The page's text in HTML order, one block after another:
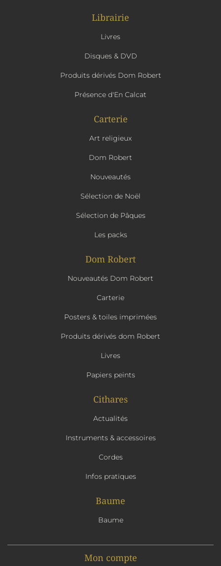
Librairie
Livres
Disques & DVD
Produits dérivés Dom Robert
Présence d'En Calcat
Carterie
Art religieux
Dom Robert
Nouveautés
Sélection de Noël
Sélection de Pâques
Les packs
Dom Robert
Nouveautés Dom Robert
Carterie
Posters & toiles imprimées
Produits dérivés dom Robert
Livres
Papiers peints
Cithares
Actualités
Instruments & accessoires
Cordes
Infos pratiques
Baume
Baume
Mon compte